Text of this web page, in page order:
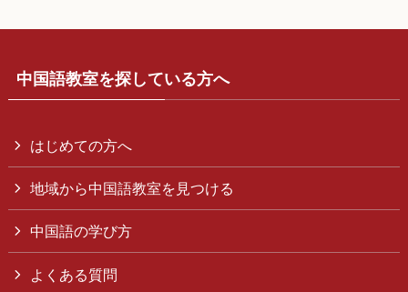
中国語教室を探している方へ
はじめての方へ
地域から中国語教室を見つける
中国語の学び方
よくある質問